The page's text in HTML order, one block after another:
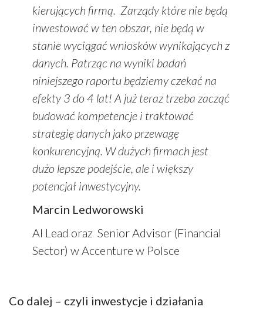
kierujących firmą. Zarządy które nie będą
inwestować w ten obszar, nie będą w
stanie wyciągać wniosków wynikających z
danych. Patrząc na wyniki badań
niniejszego raportu będziemy czekać na
efekty 3 do 4 lat! A już teraz trzeba zacząć
budować kompetencje i traktować
strategię danych jako przewagę
konkurencyjną. W dużych firmach jest
dużo lepsze podejście, ale i większy
potencjał inwestycyjny.
Marcin Ledworowski
AI Lead oraz Senior Advisor (Financial
Sector) w Accenture w Polsce
Co dalej – czyli inwestycje i działania